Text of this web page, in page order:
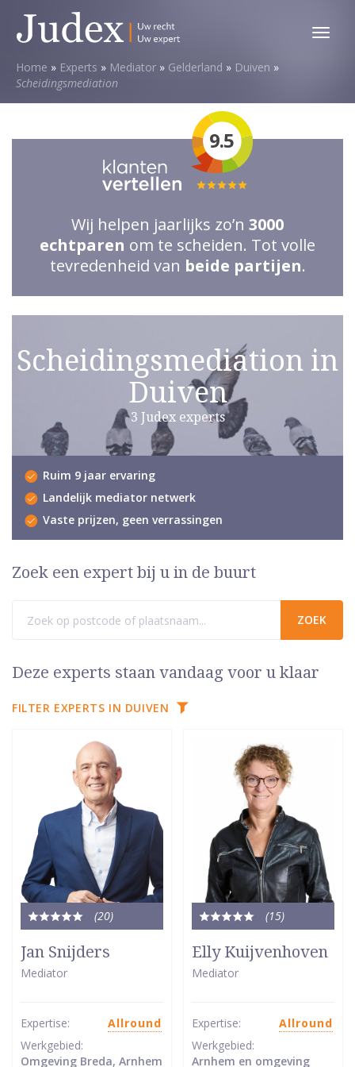
Toggle
Home » Experts » Mediator » Gelderland » Duiven »
Scheidingsmediation
9.5
Totale
waardering:
5
van
Wij helpen jaarlijks zo’n 3000
echtparen om te scheiden. Tot volle
tevredenheid van beide partijen.
Scheidingsmediation in
Duiven
3 Judex experts
Ruim 9 jaar ervaring
Landelijk mediator netwerk
Vaste prijzen, geen verrassingen
Zoek een expert bij u in de buurt
Deze experts staan vandaag voor u klaar
FILTER EXPERTS IN DUIVEN
(20)
Totale
waardering:
5
van
Jan Snijders
Mediator
Expertise:
Allround
Werkgebied:
Omgeving Breda, Arnhem
(15)
Totale
waardering:
5
van
Elly Kuijvenhoven
Mediator
Expertise:
Allround
Werkgebied:
Arnhem en omgeving